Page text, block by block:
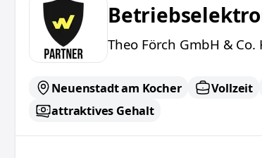
Theo Förch GmbH & Co.
Neuenstadt am Kocher Vollzeit
attraktives Gehalt